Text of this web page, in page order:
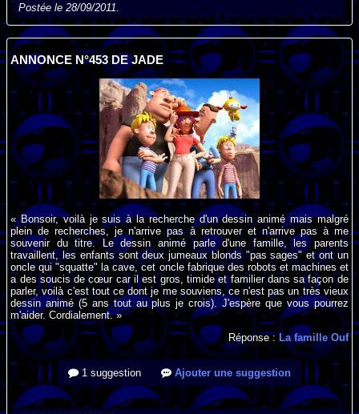
Postée le 28/09/2011.
ANNONCE N°453 DE JADE
« Bonsoir, voilà je suis à la recherche d'un dessin animé mais malgré
plein de recherches, je n'arrive pas à retrouver et n'arrive pas à me
souvenir du titre. Le dessin animé parle d'une famille, les parents
travaillent, les enfants sont deux jumeaux blonds "pas sages" et ont un
oncle qui "squatte" la cave, cet oncle fabrique des robots et machines et
a des soucis de cœur car il est gros, timide et familier dans sa façon de
parler, voilà c'est tout ce dont je me souviens, ce n'est pas un très vieux
dessin animé (5 ans tout au plus je crois). J'espère que vous pourrez
m'aider. Cordialement. »
Réponse :La famille Ouf
1 suggestion Ajouter une suggestion